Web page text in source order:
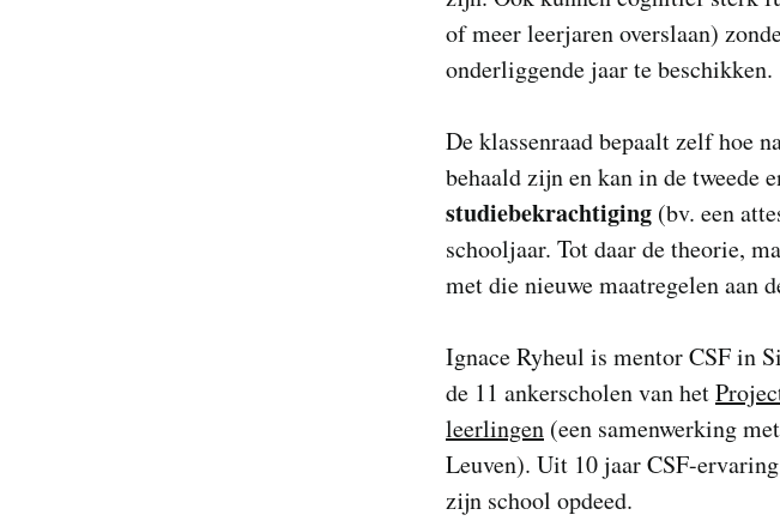
of meer leerjaren overslaan)
onderliggende jaar te beschikken.
De klassenraad bepaalt zelf hoe
behaald zijn en kan in de tweede
studiebekrachtiging (bv. een
schooljaar. Tot daar de theorie,
met die nieuwe maatregelen aan
Ignace Ryheul is mentor CSF in
de 11 ankerscholen van het
leerlingen (een samenwerking
Leuven). Uit 10 jaar CSF-
zijn school opdeed.